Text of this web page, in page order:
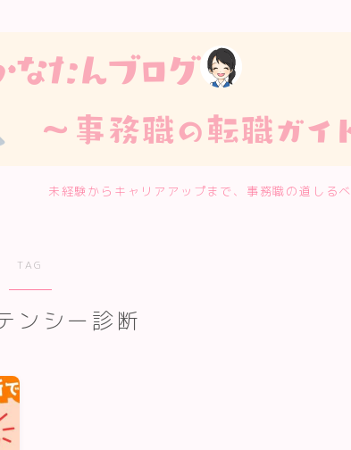
未経験からキャリアアップまで、事務職の道しるべ
TAG
ンシー診断